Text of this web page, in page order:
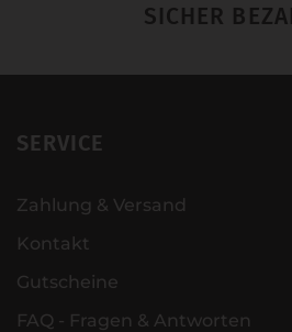
SICHER
SERVICE
Zahlung & Versand
Kontakt
Gutscheine
FAQ - Fragen & Antworten